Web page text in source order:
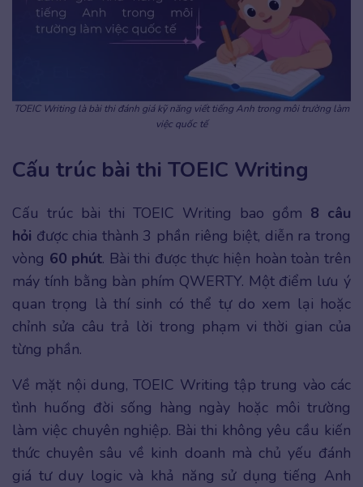
TOEIC Writing là bài thi đánh giá kỹ năng viết tiếng Anh trong môi trường làm
việc quốc tế
Cấu trúc bài thi TOEIC Writing
Cấu trúc bài thi TOEIC Writing bao gồm 8 câu
hỏi được chia thành 3 phần riêng biệt, diễn ra trong
vòng 60 phút. Bài thi được thực hiện hoàn toàn trên
máy tính bằng bàn phím QWERTY. Một điểm lưu ý
quan trọng là thí sinh có thể tự do xem lại hoặc
chỉnh sửa câu trả lời trong phạm vi thời gian của
từng phần.
Về mặt nội dung, TOEIC Writing tập trung vào các
tình huống đời sống hàng ngày hoặc môi trường
làm việc chuyên nghiệp. Bài thi không yêu cầu kiến
thức chuyên sâu về kinh doanh mà chủ yếu đánh
giá tư duy logic và khả năng sử dụng tiếng Anh